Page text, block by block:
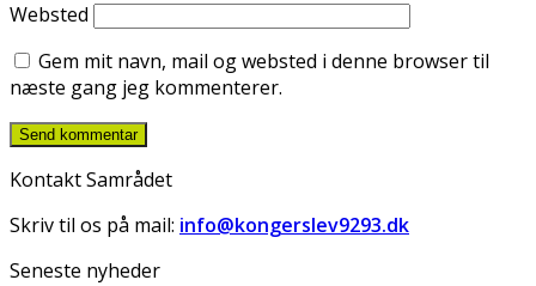
Websted
Gem mit navn, mail og websted i denne browser til
næste gang jeg kommenterer.
Kontakt Samrådet
Skriv til os på mail: info@kongerslev9293.dk
Seneste nyheder